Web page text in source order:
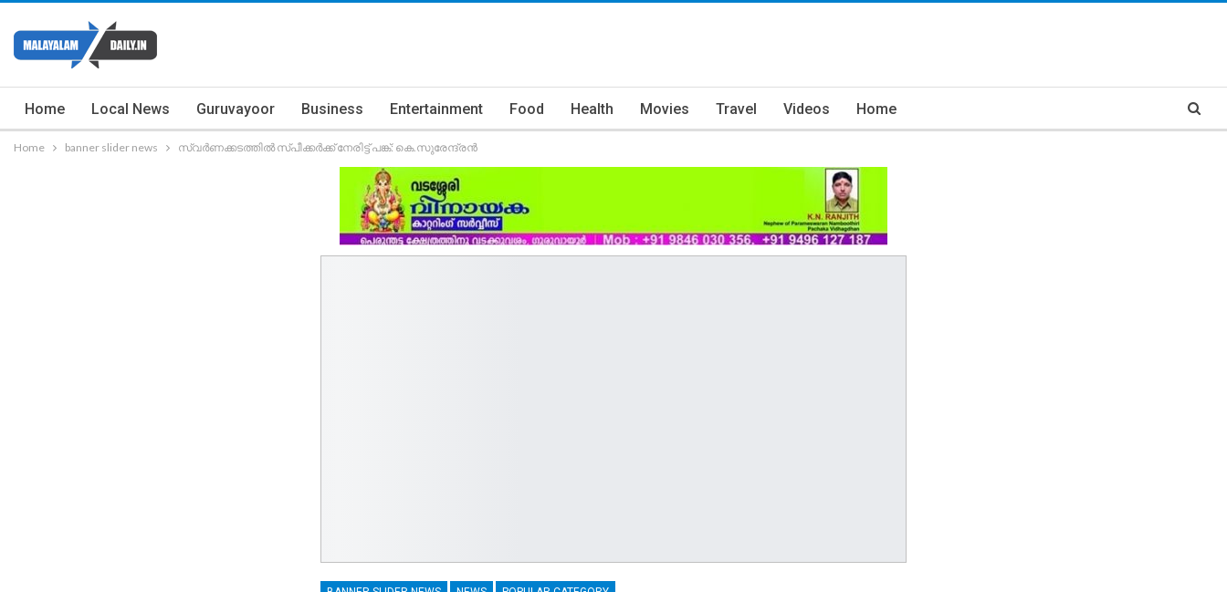
Home Local News Guruvayoor Business Entertainment Food Health Movies Travel Videos Home
Home banner slider news സ്വർണക്കടത്തിൽ സ്പീക്കർക്ക് നേരിട്ട് പങ്ക്: കെ.സുരേന്ദ്രന്‍